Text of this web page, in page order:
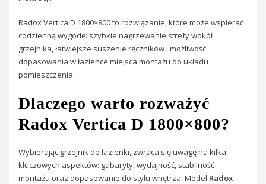
Radox Vertica D 1800×800 to rozwiązanie, które może wspierać
codzienną wygodę: szybkie nagrzewanie strefy wokół
grzejnika, łatwiejsze suszenie ręczników i możliwość
dopasowania w łazience miejsca montażu do układu
pomieszczenia.
Dlaczego warto rozważyć
Radox Vertica D 1800×800?
Wybierając grzejnik do łazienki, zwraca się uwagę na kilka
kluczowych aspektów: gabaryty, wydajność, stabilność
montażu oraz dopasowanie do stylu wnętrza. Model Radox